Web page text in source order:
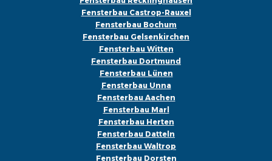
Fensterbau Castrop-Rauxel
Fensterbau Bochum
Fensterbau Gelsenkirchen
Fensterbau Witten
Fensterbau Dortmund
Fensterbau Lünen
Fensterbau Unna
Fensterbau Aachen
Fensterbau Marl
Fensterbau Herten
Fensterbau Datteln
Fensterbau Waltrop
Fensterbau Dorsten